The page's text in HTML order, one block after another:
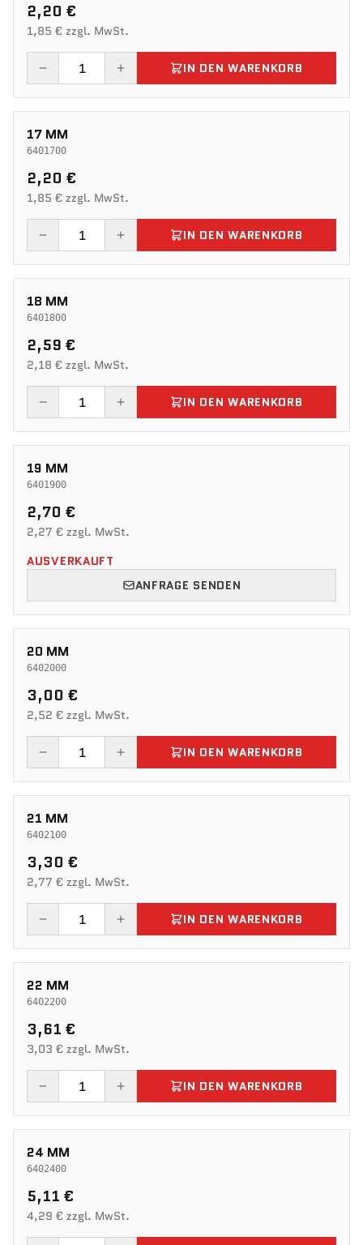
2,20 €
1,85 € zzgl. MwSt.
IN DEN WARENKORB
17 MM
6401700
2,20 €
1,85 € zzgl. MwSt.
IN DEN WARENKORB
18 MM
6401800
2,59 €
2,18 € zzgl. MwSt.
IN DEN WARENKORB
19 MM
6401900
2,70 €
2,27 € zzgl. MwSt.
AUSVERKAUFT
ANFRAGE SENDEN
20 MM
6402000
3,00 €
2,52 € zzgl. MwSt.
IN DEN WARENKORB
21 MM
6402100
3,30 €
2,77 € zzgl. MwSt.
IN DEN WARENKORB
22 MM
6402200
3,61 €
3,03 € zzgl. MwSt.
IN DEN WARENKORB
24 MM
6402400
5,11 €
4,29 € zzgl. MwSt.